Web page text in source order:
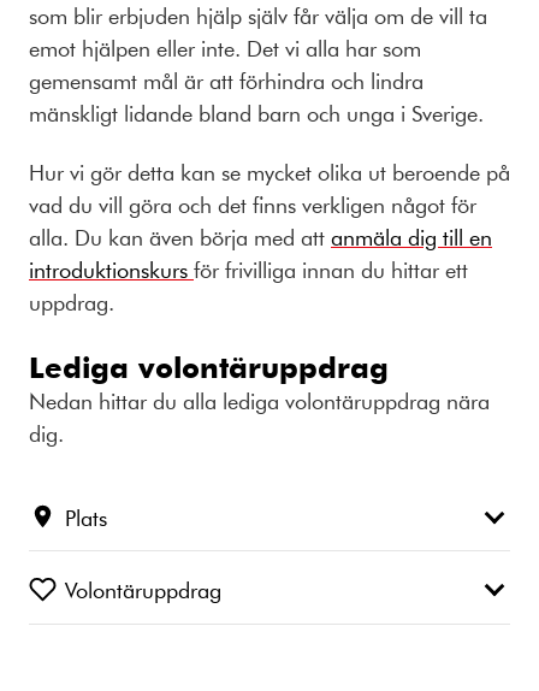
som blir erbjuden hjälp själv får välja om de vill ta
emot hjälpen eller inte. Det vi alla har som
gemensamt mål är att förhindra och lindra
mänskligt lidande bland barn och unga i Sverige.
Hur vi gör detta kan se mycket olika ut beroende på
vad du vill göra och det finns verkligen något för
alla. Du kan även börja med att anmäla dig till en
introduktionskurs för frivilliga innan du hittar ett
uppdrag.
Lediga volontäruppdrag
Nedan hittar du alla lediga volontäruppdrag nära
dig.
Plats
Volontäruppdrag